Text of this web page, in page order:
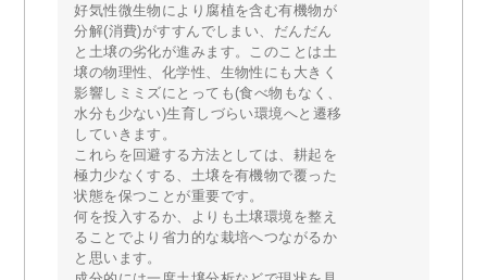
好気性微生物により腐植を含む有機物が
分解(消費)がすすんでしまい、だんだん
と土壌の劣化が進みます。このことは土
壌の物理性、化学性、生物性にも大きく
影響しミミズにとっても(食べ物もなく、
水分も少ない)生育しづらい環境へと遷移
していきます。
これらを回避する方法としては、耕起を
極力少なくする、土壌を有機物で覆った
状態を保つことが重要です。
何を投入するか、よりも土壌環境を整え
ることでより省力的な栽培へつながるか
と思います。